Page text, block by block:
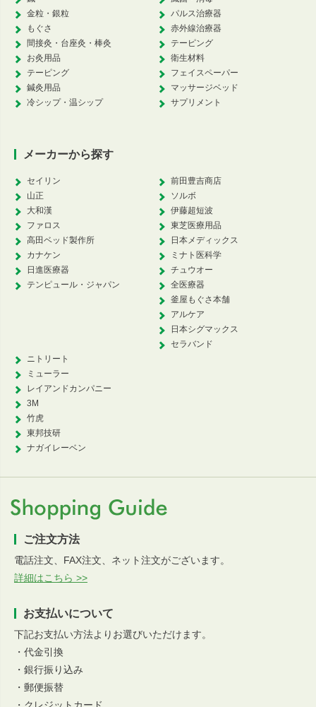
金粒・銀粒
もぐさ
間接灸・台座灸・棒灸
お灸用品
テーピング
鍼灸用品
冷シップ・温シップ
パルス治療器
赤外線治療器
テーピング
衛生材料
フェイスペーパー
マッサージベッド
サプリメント
メーカーから探す
セイリン
山正
大和漢
ファロス
高田ベッド製作所
カナケン
日進医療器
テンピュール・ジャパン
前田豊吉商店
ソルボ
伊藤超短波
東芝医療用品
日本メディックス
ミナト医科学
チュウオー
全医療器
釜屋もぐさ本舗
アルケア
日本シグマックス
セラバンド
ニトリート
ミューラー
レイアンドカンパニー
3M
竹虎
東邦技研
ナガイレーベン
ご注文方法
電話注文、FAX注文、ネット注文がございます。
詳細はこちら >>
お支払いについて
下記お支払い方法よりお選びいただけます。
・代金引換
・銀行振り込み
・郵便振替